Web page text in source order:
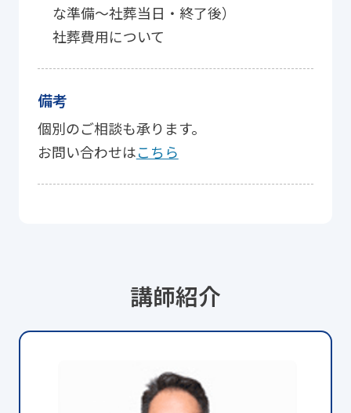
な準備～社葬当日・終了後）
社葬費用について
備考
個別のご相談も承ります。
お問い合わせはこちら
講師紹介